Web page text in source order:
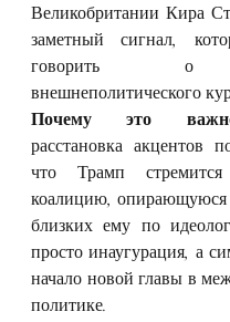
Великобритании Кира
заметный сигнал,
говорить о
внешнеполитического
Почему это
расстановка акцентов
что Трамп стремится
коалицию, опирающуюся
близких ему по
просто инаугурация, а
начало новой главы в
политике.